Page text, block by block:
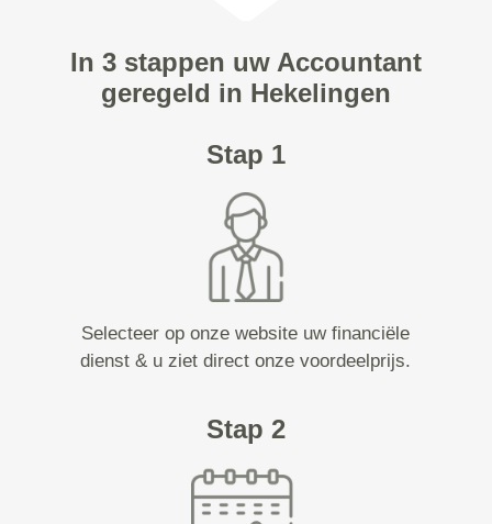
In 3 stappen uw Accountant
geregeld in Hekelingen
Stap 1
Selecteer op onze website uw financiële
dienst & u ziet direct onze voordeelprijs.
Stap 2